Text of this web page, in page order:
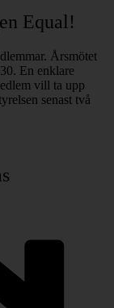
Equal!
Årsmötet
En enklare
vill ta upp
senast två